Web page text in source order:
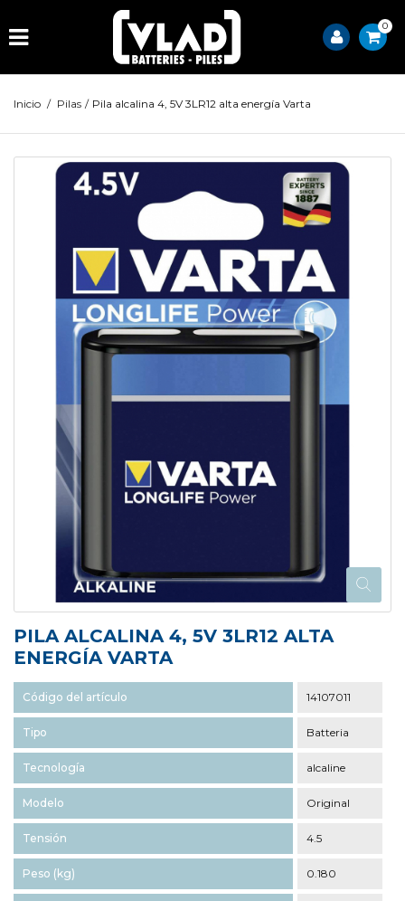
0
Inicio / Pilas / Pila alcalina 4, 5V 3LR12 alta energía Varta
PILA ALCALINA 4, 5V 3LR12 ALTA
ENERGÍA VARTA
Código del artículo 14107011
Tipo Batteria
Tecnología alcaline
Modelo Original
Tensión 4.5
Peso (kg) 0.180